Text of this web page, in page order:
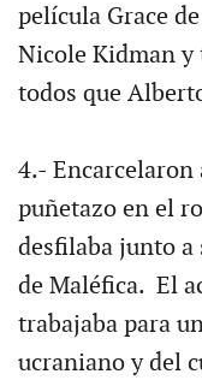
película Grace
Nicole Kidman y
todos que
4.-
puñetazo en el
desfilaba junto
de Maléfica. El
trabajaba para
ucraniano y del